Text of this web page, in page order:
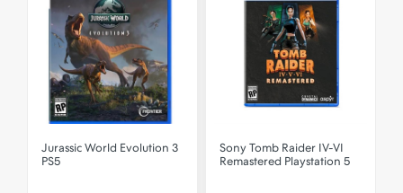
Jurassic World Evolution 3
PS5
Sony Tomb Raider IV-VI
Remastered Playstation 5